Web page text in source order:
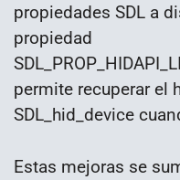
propiedades SDL a
propiedad
permite recuperar el
SDL_hid_device
Estas mejoras se